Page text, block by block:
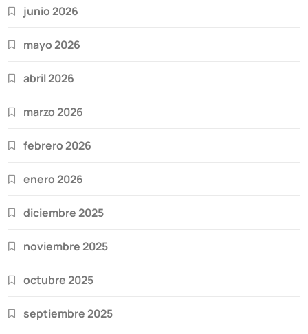
junio 2026
mayo 2026
abril 2026
marzo 2026
febrero 2026
enero 2026
diciembre 2025
noviembre 2025
octubre 2025
septiembre 2025